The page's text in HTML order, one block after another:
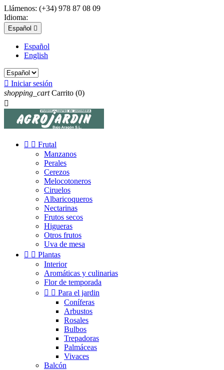
Llámenos: (+34) 978 87 08 09
Idioma:
Español 
Español
English
 Iniciar sesión
shopping_cart Carrito (0)

  Frutal
Manzanos
Perales
Cerezos
Melocotoneros
Ciruelos
Albaricoqueros
Nectarinas
Frutos secos
Higueras
Otros frutos
Uva de mesa
  Plantas
Interior
Aromáticas y culinarias
Flor de temporada
  Para el jardin
Coníferas
Arbustos
Rosales
Bulbos
Trepadoras
Palmáceas
Vivaces
Balcón